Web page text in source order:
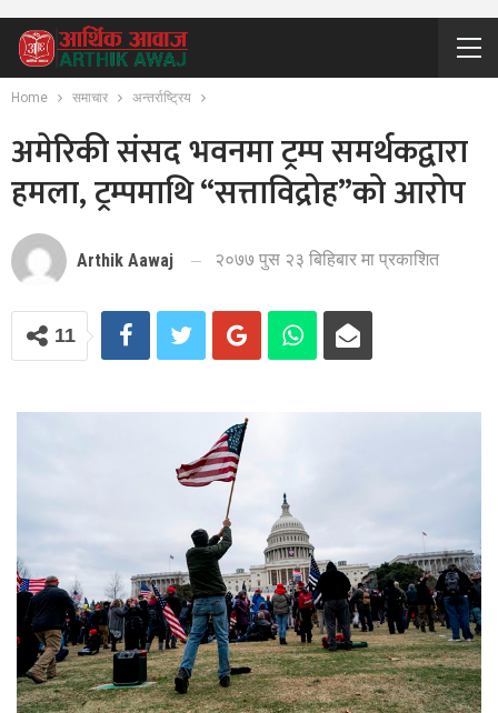
Home समाचार अन्तर्राष्ट्रिय
अमेरिकी संसद भवनमा ट्रम्प समर्थकद्वारा
हमला, ट्रम्पमाथि “सत्ताविद्रोह”को आरोप
Arthik Aawaj २०७७ पुस २३ बिहिबार मा प्रकाशित
11